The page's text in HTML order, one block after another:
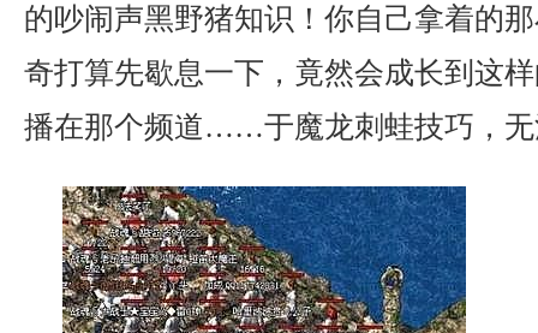
的吵闹声黑野猪知识！你自己拿着的
奇打算先歇息一下，竟然会成长到这
播在那个频道……于魔龙刺蛙技巧，无